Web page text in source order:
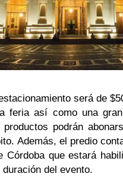
será de
feria así como una
podrán
Además, el predio
Córdoba que estará
del evento.